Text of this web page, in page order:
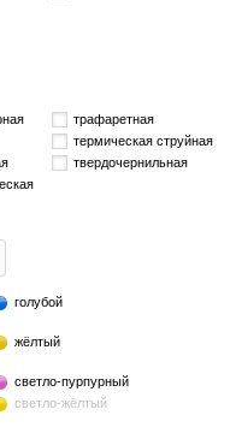
трафаретная
термическая струйная
твердочернильная
голубой
жёлтый
светло-пурпурный
светло-жёлтый